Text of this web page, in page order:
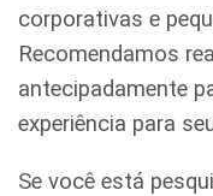
corporativas e
Recomendamos
antecipadamente
experiência para
Se você está